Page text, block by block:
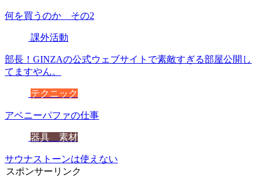
何を買うのか その2
課外活動
部長！GINZAの公式ウェブサイトで素敵すぎる部屋公開し
てますやん。
テクニック
アベニーパファの仕事
器具 素材
サウナストーンは使えない
スポンサーリンク